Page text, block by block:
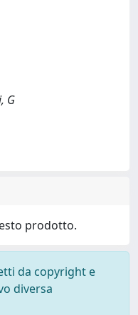
G
prodotto.
da copyright e
diversa